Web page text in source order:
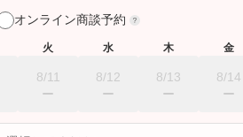
オンライン商談予約
火
8/11
水
8/12
木
8/13
金
8/14